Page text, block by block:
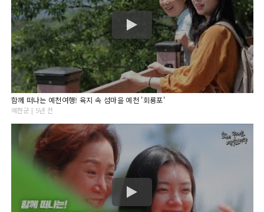
함께 떠나는 예천여행! 육지 속 섬마을 예천 '회룡포'
예천군 | 5년 전